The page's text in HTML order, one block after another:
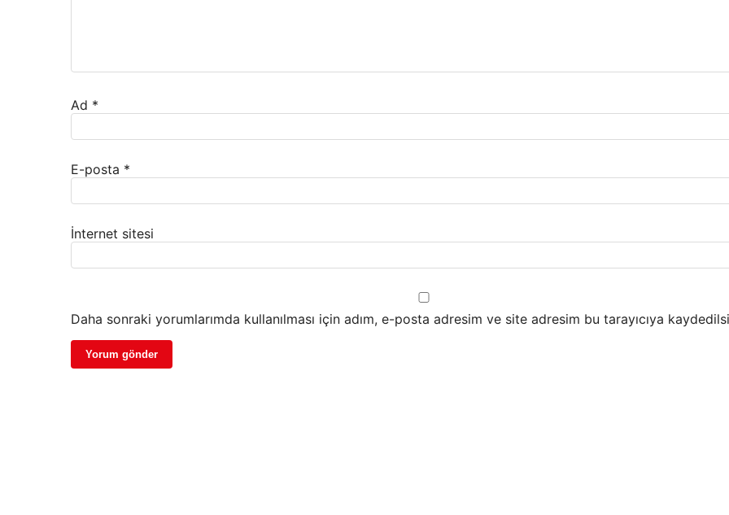
Ad *
E-posta *
İnternet sitesi
Daha sonraki yorumlarımda kullanılması için adım, e-posta adresim ve site adresim bu tarayıcıya